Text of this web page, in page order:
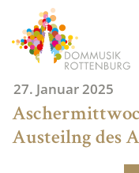
content
27. Januar 2025
Austeilng des